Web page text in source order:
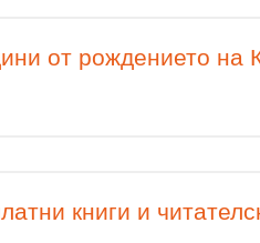
от рождението
книги и